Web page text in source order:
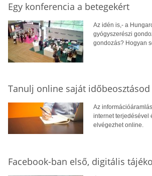
Egy konferencia a betegekért
Az idén is,- a
gyógyszerészi
gondozás? Hogyan
Tanulj online saját időbeosztásod
Az
internet terjedésével
elvégezhet online.
Facebook-ban első, digitális